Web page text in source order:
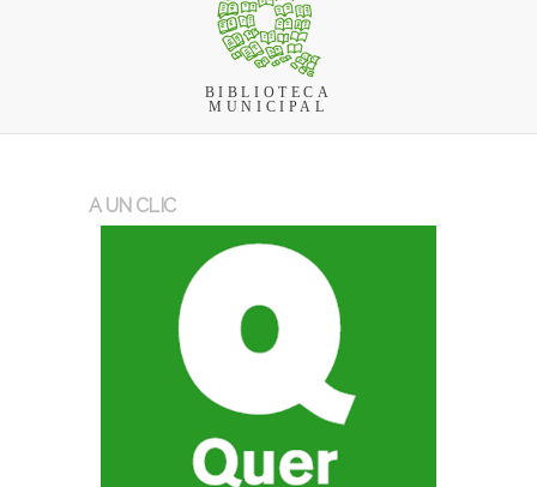
BIBLIOTECA
MUNICIPAL
A UN CLIC